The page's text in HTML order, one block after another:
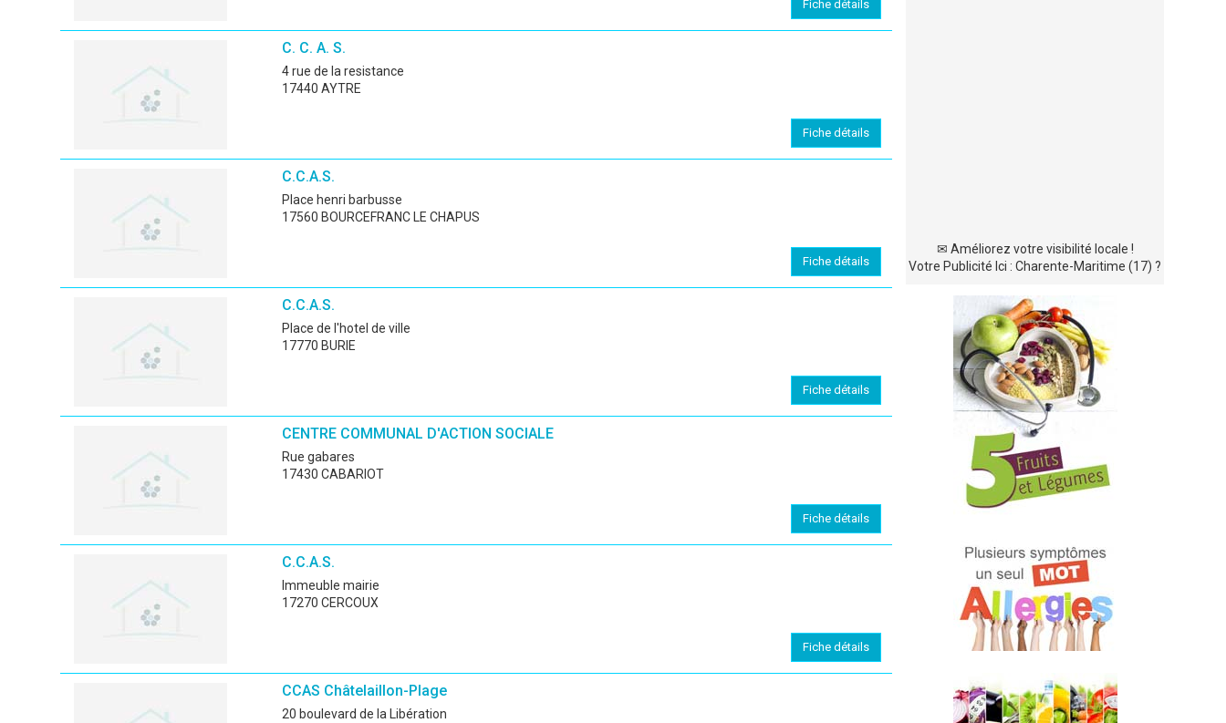
Fiche détails
C. C. A. S.
4 rue de la resistance
17440 AYTRE
Fiche détails
C.C.A.S.
place henri barbusse
17560 BOURCEFRANC LE CHAPUS
Fiche détails
C.C.A.S.
place de l'hotel de ville
17770 BURIE
Fiche détails
CENTRE COMMUNAL D'ACTION SOCIALE
rue gabares
17430 CABARIOT
Fiche détails
C.C.A.S.
immeuble mairie
17270 CERCOUX
Fiche détails
CCAS Châtelaillon-Plage
20 boulevard de la Libération
✉ Améliorez votre visibilité locale !
Votre Publicité Ici : Charente-Maritime (17) ?